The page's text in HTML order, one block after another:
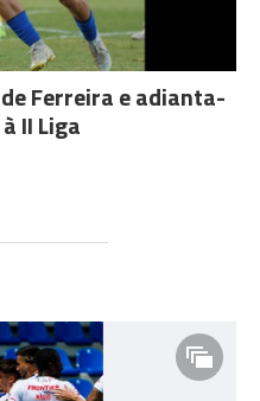
Ferreira e adianta-
II Liga